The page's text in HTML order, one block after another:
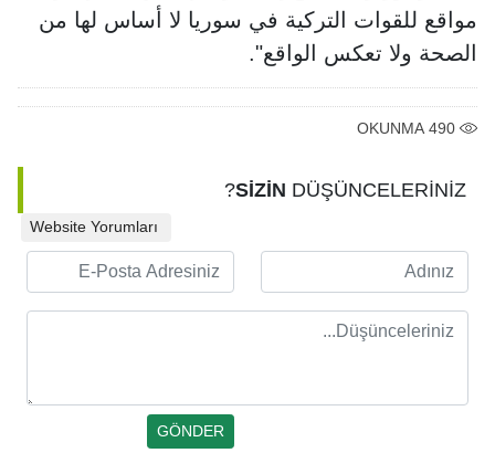
مواقع للقوات التركية في سوريا لا أساس لها من
الصحة ولا تعكس الواقع".
490
OKUNMA
SİZİN DÜŞÜNCELERİNİZ?